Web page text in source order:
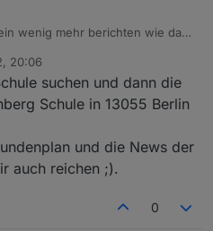
wenig mehr berichten wie das
20:06
suchen und dann die
Schule in 13055 Berlin
und die News der
auch reichen ;).
0